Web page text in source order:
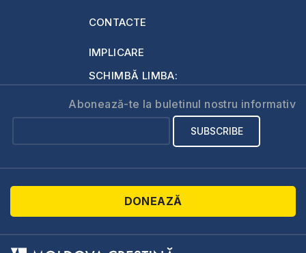
CONTACTE
IMPLICARE
SCHIMBĂ LIMBA:
Abonează-te la buletinul nostru informativ
DONEAZĂ